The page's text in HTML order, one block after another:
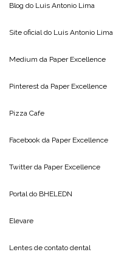
Blog do Luis Antonio Lima
Site oficial do Luis Antonio Lima
Medium da Paper Excellence
Pinterest da Paper Excellence
Pizza Cafe
Facebook da Paper Excellence
Twitter da Paper Excellence
Portal do BHELEDN
Elevare
Lentes de contato dental